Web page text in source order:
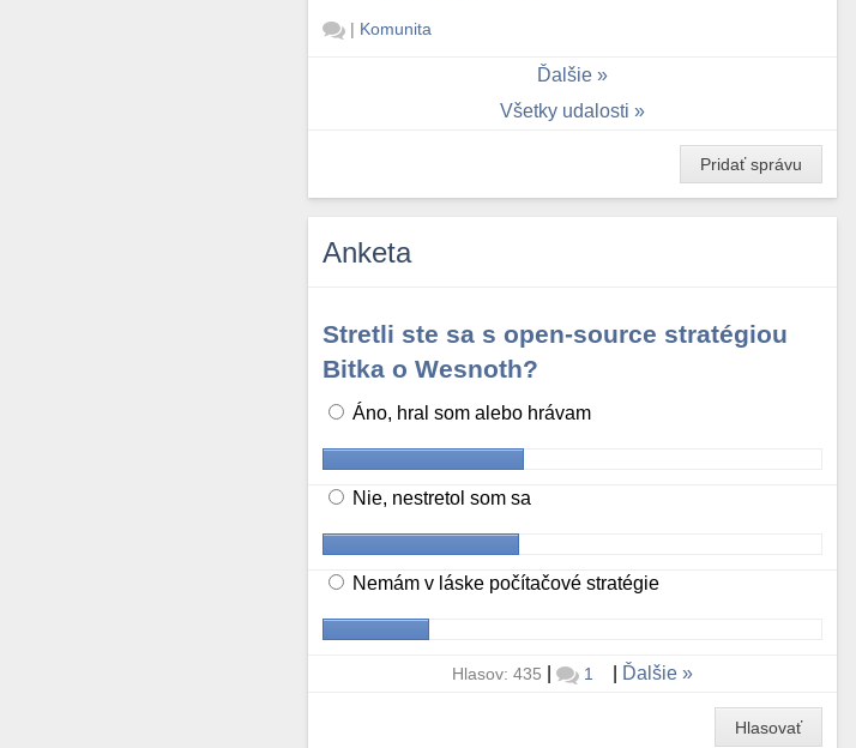
| Komunita
Ďalšie
Všetky udalosti
Pridať správu
Anketa
Stretli ste sa s open-source stratégiou
Bitka o Wesnoth?
Áno, hral som alebo hrávam
Nie, nestretol som sa
Nemám v láske počítačové stratégie
Hlasov: 435 | 1 Ďalšie
Hlasovať